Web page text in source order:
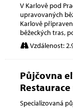
V Karlově pod
upravovaných
Karlově
běžeckých tras,
Vzdálenost:
Půjčovna
Specializovaná